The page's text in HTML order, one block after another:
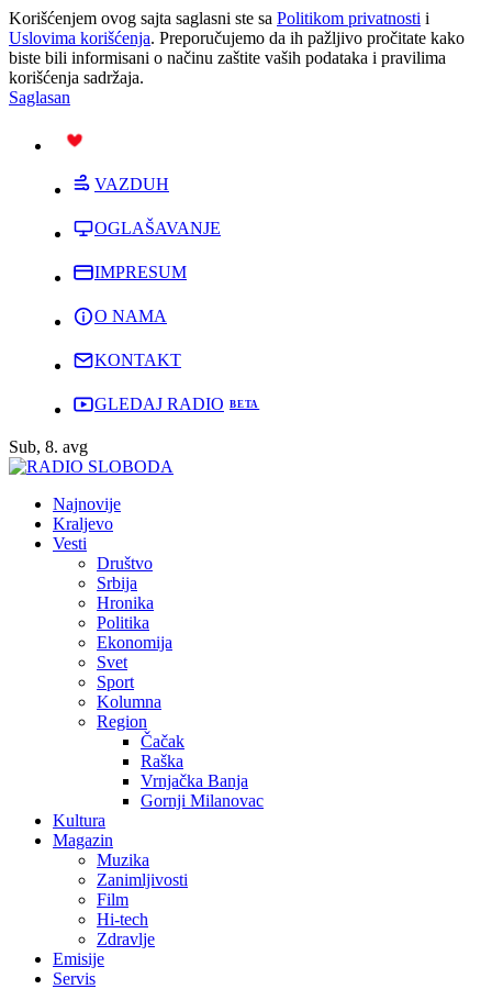
Korišćenjem ovog sajta saglasni ste sa Politikom privatnosti i
Uslovima korišćenja. Preporučujemo da ih pažljivo pročitate kako
biste bili informisani o načinu zaštite vaših podataka i pravilima
korišćenja sadržaja.
Saglasan
VAZDUH
OGLAŠAVANJE
IMPRESUM
O NAMA
KONTAKT
GLEDAJ RADIO
Sub, 8. avg
Najnovije
Kraljevo
Vesti
Društvo
Srbija
Hronika
Politika
Ekonomija
Svet
Sport
Kolumna
Region
Čačak
Raška
Vrnjačka Banja
Gornji Milanovac
Kultura
Magazin
Muzika
Zanimljivosti
Film
Hi-tech
Zdravlje
Emisije
Servis